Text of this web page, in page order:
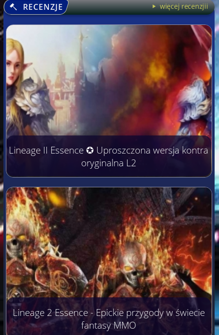
RECENZJE więcej recenzjii
Lineage II Essence ✪ Uproszczona wersja kontra
oryginalna L2
Lineage 2 Essence - Epickie przygody w świecie
fantasy MMO